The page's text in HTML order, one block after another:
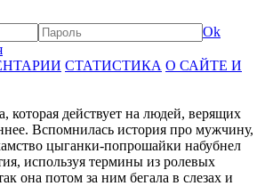
Ok
СТАТИСТИКА О САЙТЕ И
которая действует на людей, верящих
Вспомнилась история про мужчину,
цыганки-попрошайки набубнел
используя термины из ролевых
она потом за ним бегала в слезах и